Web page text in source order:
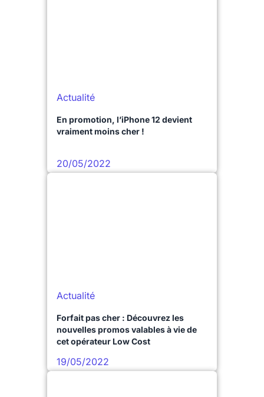
Actualité
En promotion, l’iPhone 12 devient
vraiment moins cher !
20/05/2022
Actualité
Forfait pas cher : Découvrez les
nouvelles promos valables à vie de
cet opérateur Low Cost
19/05/2022